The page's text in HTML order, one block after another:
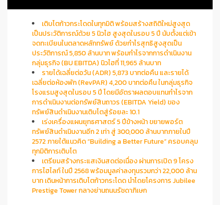
เติบโตก้าวกระโดดในทุกมิติ พร้อมสร้างสถิติใหม่สูงสุด
เป็นประวัติการณ์ด้วย 5 นิวไฮ สูงสุดในรอบ 5 ปี นับตั้งแต่เข้า
จดทะเบียนในตลาดหลักทรัพย์ ด้วยกำไรสุทธิสูงสุดเป็น
ประวัติการณ์ 5,850 ล้านบาท พร้อมกำไรจากการดำเนินงาน
กลุ่มธุรกิจ (BU EBITDA) นิวไฮที่ 11,965 ล้านบาท
รายได้เฉลี่ยต่อวัน (ADR) 5,873 บาทต่อคืน และรายได้
เฉลี่ยต่อห้องพัก (RevPAR) 4,200 บาทต่อคืน ในกลุ่มธุรกิจ
โรงแรมสูงสุดในรอบ 5 ปี โดยมีอัตราผลตอบแทนกำไรจาก
การดำเนินงานต่อทรัพย์สินถาวร (EBITDA Yield) ของ
ทรัพย์สินดำเนินงานเติบโตสู่ร้อยละ 10.1
เร่งเครื่องแผนยุทธศาสตร์ 5 ปีข้างหน้า ขยายพอร์ต
ทรัพย์สินดำเนินงานอีก 2 เท่า สู่ 300,000 ล้านบาทภายในปี
2572 ภายใต้แนวคิด “Building a Better Future” ครอบคลุม
ทุกมิติการเติบโต
เตรียมสร้างกระแสเงินสดต่อเนื่อง ผ่านการเปิด 9 โครง
การไฮไลท์ ในปี 2568 พร้อมมูลค่าลงทุนรวมกว่า 22,000 ล้าน
บาท เดินหน้าการเติบโตก้าวกระโดด นำโดยโครงการ Jubilee
Prestige Tower กลางย่านถนนรัชดาภิเษก